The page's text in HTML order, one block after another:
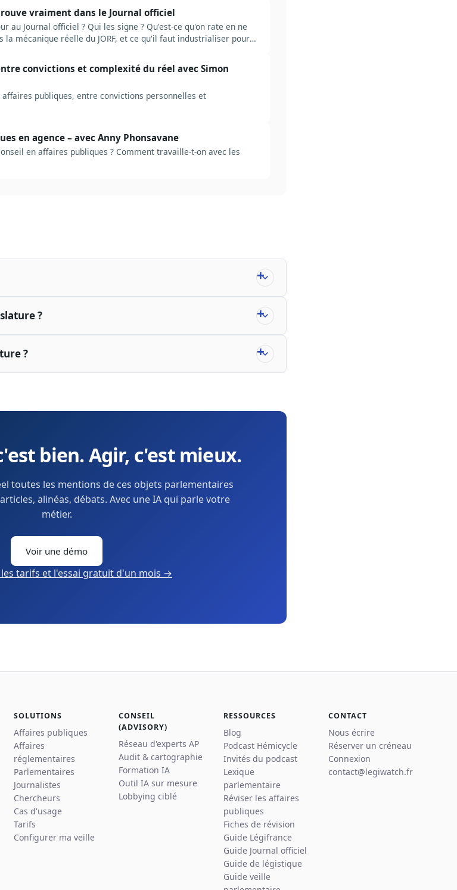
vraiment dans le Journal officiel
au Journal officiel ? Qui les signe ? Qu'est-ce qu'on rate en ne
la mécanique réelle du JORF, et ce qu'il faut industrialiser pour
convictions et complexité du réel avec Simon
publiques, entre convictions personnelles et
en agence – avec Anny Phonsavane
en affaires publiques ? Comment travaille-t-on avec les
?
?
bien. Agir, c'est mieux.
toutes les mentions de ces objets parlementaires
alinéas, débats. Avec une IA qui parle votre
métier.
Voir une démo
tarifs et l'essai gratuit d'un mois →
SOLUTIONS
Affaires publiques
Affaires
réglementaires
Parlementaires
Journalistes
Chercheurs
Cas d'usage
Tarifs
Configurer ma veille
CONSEIL
(ADVISORY)
Réseau d'experts AP
Audit & cartographie
Formation IA
Outil IA sur mesure
Lobbying ciblé
RESSOURCES
Blog
Podcast Hémicycle
Invités du podcast
Lexique
parlementaire
Réviser les affaires
publiques
Fiches de révision
Guide Légifrance
Guide Journal officiel
Guide de légistique
Guide veille
CONTACT
Nous écrire
Réserver un créneau
Connexion
contact@legiwatch.fr